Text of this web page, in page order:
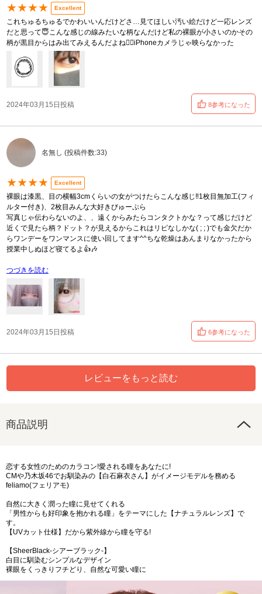
★★★★ Excellent
これちゅるちゅるでかわいいんだけどさ…見てほしい汚い絵だけど一応レンズ
だと思って😇こんな感じの線みたいな柄なんだけど私の裸眼が小さいのかその
柄が黒目からはみ出てみえるんだよね😮‍💨iPhoneカメラじゃ映らなかった
2024年03月15日投稿 8参考になった
名無し (投稿件数:33)
★★★★ Excellent
裸眼は漆黒、目の横幅3cmくらいの女がつけたらこんな感じ‼️1枚目無加工(フィ
ルター付き)、2枚目みんな大好きびゅーぷら
写真じゃ伝わらないのよ、、遠くからみたらコンタクトかな？って感じだけど
近くで見たら柄？ドット？が見えるからこれはリピなしかな( ; ; )でも金欠だか
らワンデーをワンマンスに使い回してます^^ちな乾燥はあんまりなかったから
授業中しぬほど寝てるよ👍🎶
つづきを読む
2024年03月15日投稿 6参考になった
レビューをもっと読む
商品説明
恋する女性のためのカラコン!愛される瞳をあなたに!
CMや乃木坂46でお馴染みの【白石麻衣さん】がイメージモデルを務める
feliamo(フェリアモ)
自然に大きく潤った瞳に見せてくれる
「男性からも好印象を抱かれる瞳」をテーマにした【ナチュラルレンズ】で
す。
【UVカット仕様】だから紫外線から瞳を守る!
【SheerBlack-シアーブラック-】
白目に馴染むシンプルなデザイン
裸眼をくっきりフチどり、自然な可愛い瞳に